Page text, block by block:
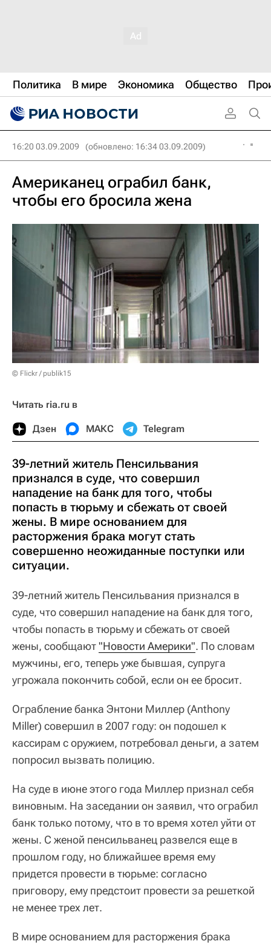
Политика В мире Экономика Общество
16:20 03.09.2009 (обновлено: 16:34 03.09.2009)
Американец ограбил банк,
чтобы его бросила жена
© Flickr / publik15
Читать ria.ru в
Дзен МАКС Telegram
39-летний житель Пенсильвания
признался в суде, что совершил
нападение на банк для того, чтобы
попасть в тюрьму и сбежать от своей
жены. В мире основанием для
расторжения брака могут стать
совершенно неожиданные поступки или
ситуации.
39-летний житель Пенсильвания признался в
суде, что совершил нападение на банк для того,
чтобы попасть в тюрьму и сбежать от своей
жены, сообщают"Новости Америки". По словам
мужчины, его, теперь уже бывшая, супруга
угрожала покончить собой, если он ее бросит.
Ограбление банка Энтони Миллер (Anthony
Miller) совершил в 2007 году: он подошел к
кассирам с оружием, потребовал деньги, а затем
попросил вызвать полицию.
На суде в июне этого года Миллер признал себя
виновным. На заседании он заявил, что ограбил
банк только потому, что в то время хотел уйти от
жены. С женой пенсильванец развелся еще в
прошлом году, но ближайшее время ему
придется провести в тюрьме: согласно
приговору, ему предстоит провести за решеткой
не менее трех лет.
В мире основанием для расторжения брака